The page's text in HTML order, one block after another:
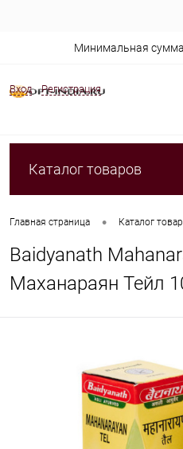
Вход Регистрация
Минимальная сумма
Каталог товаров
Главная страница • Каталог
Baidyanath
Маханараян Тейл